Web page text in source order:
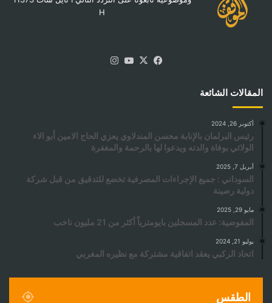
H
فيسبوك
‫X
‫YouTube
المقالات الشائعة
أكتوبر 26, 2024
رئيس البرلمان بالإنابة محسن المندلاوي يعزي الحاج الامين أبو الاء
الولائي بوفاة والدته ويدعوا لها بالرحمة والمغفرة
أبريل 7, 2025
السوداني : جميع الإجراءات المصرفية تخضع للتدقيق من قبل شركة
دولية رصينة
مايو 29, 2025
المفوضية: عدد المسجلين بايومترياً أكثر من 21 مليون ناخب
يوليو 21, 2024
اتحاد الركبي يعقد اتفاقية مشتركة مع نظيره المغربي
الطقس